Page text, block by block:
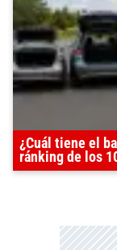
¿Cuál tiene el
ránking de los